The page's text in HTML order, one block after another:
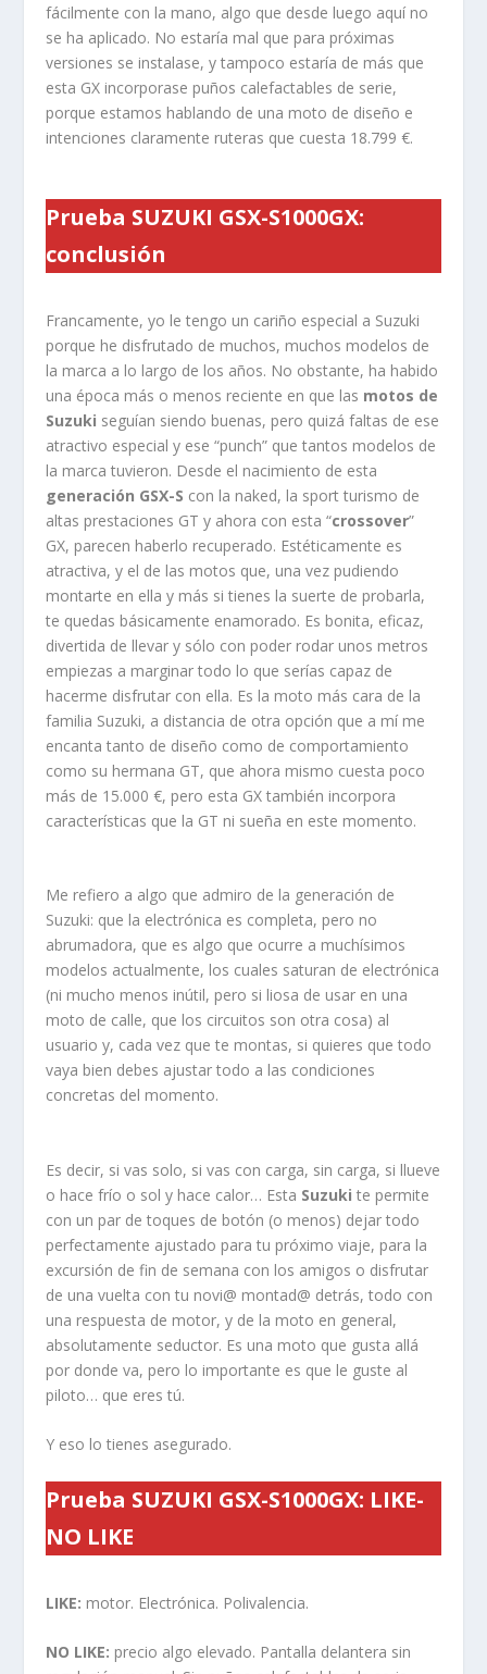
fácilmente con la mano, algo que desde luego aquí no
se ha aplicado. No estaría mal que para próximas
versiones se instalase, y tampoco estaría de más que
esta GX incorporase puños calefactables de serie,
porque estamos hablando de una moto de diseño e
intenciones claramente ruteras que cuesta 18.799 €.
Prueba SUZUKI GSX-S1000GX:
conclusión
Francamente, yo le tengo un cariño especial a Suzuki
porque he disfrutado de muchos, muchos modelos de
la marca a lo largo de los años. No obstante, ha habido
una época más o menos reciente en que las motos de
Suzuki seguían siendo buenas, pero quizá faltas de ese
atractivo especial y ese “punch” que tantos modelos de
la marca tuvieron. Desde el nacimiento de esta
generación GSX-S con la naked, la sport turismo de
altas prestaciones GT y ahora con esta “crossover”
GX, parecen haberlo recuperado. Estéticamente es
atractiva, y el de las motos que, una vez pudiendo
montarte en ella y más si tienes la suerte de probarla,
te quedas básicamente enamorado. Es bonita, eficaz,
divertida de llevar y sólo con poder rodar unos metros
empiezas a marginar todo lo que serías capaz de
hacerme disfrutar con ella. Es la moto más cara de la
familia Suzuki, a distancia de otra opción que a mí me
encanta tanto de diseño como de comportamiento
como su hermana GT, que ahora mismo cuesta poco
más de 15.000 €, pero esta GX también incorpora
características que la GT ni sueña en este momento.
Me refiero a algo que admiro de la generación de
Suzuki: que la electrónica es completa, pero no
abrumadora, que es algo que ocurre a muchísimos
modelos actualmente, los cuales saturan de electrónica
(ni mucho menos inútil, pero si liosa de usar en una
moto de calle, que los circuitos son otra cosa) al
usuario y, cada vez que te montas, si quieres que todo
vaya bien debes ajustar todo a las condiciones
concretas del momento.
Es decir, si vas solo, si vas con carga, sin carga, si llueve
o hace frío o sol y hace calor… Esta Suzukite permite
con un par de toques de botón (o menos) dejar todo
perfectamente ajustado para tu próximo viaje, para la
excursión de fin de semana con los amigos o disfrutar
de una vuelta con tu novi@ montad@ detrás, todo con
una respuesta de motor, y de la moto en general,
absolutamente seductor. Es una moto que gusta allá
por donde va, pero lo importante es que le guste al
piloto… que eres tú.
Y eso lo tienes asegurado.
Prueba SUZUKI GSX-S1000GX: LIKE-
NO LIKE
LIKE: motor. Electrónica. Polivalencia.
NO LIKE: precio algo elevado. Pantalla delantera sin